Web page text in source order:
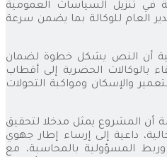
في تنزيل السياسات العمومية
العام للوكالة بما يضمن سرعة
أن النص يشكل خطوة لضمان
بالوكالات الحضرية إلى أقطاب
والإسكان ومواكبة التحولات
أن المشروع يمثل مدخلا لتحقيق
داعية إلى إرساء إطار جهوي
المسؤولية بالمحاسبة، مع